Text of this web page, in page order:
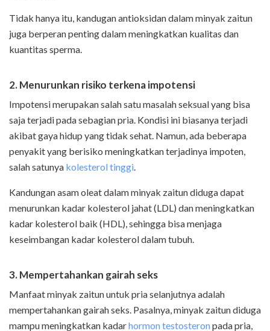
Tidak hanya itu, kandugan antioksidan dalam minyak zaitun
juga berperan penting dalam meningkatkan kualitas dan
kuantitas sperma.
2. Menurunkan risiko terkena impotensi
Impotensi merupakan salah satu masalah seksual yang bisa
saja terjadi pada sebagian pria. Kondisi ini biasanya terjadi
akibat gaya hidup yang tidak sehat. Namun, ada beberapa
penyakit yang berisiko meningkatkan terjadinya impoten,
salah satunya kolesterol tinggi.
Kandungan asam oleat dalam minyak zaitun diduga dapat
menurunkan kadar kolesterol jahat (LDL) dan meningkatkan
kadar kolesterol baik (HDL), sehingga bisa menjaga
keseimbangan kadar kolesterol dalam tubuh.
3. Mempertahankan gairah seks
Manfaat minyak zaitun untuk pria selanjutnya adalah
mempertahankan gairah seks. Pasalnya, minyak zaitun diduga
mampu meningkatkan kadarhormon testosteronpada pria,